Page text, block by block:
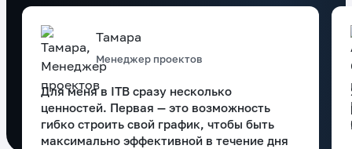
Тамара
Менеджер проектов
Для меня в ITB сразу несколько
ценностей. Первая — это возможность
гибко строить свой график, чтобы быть
максимально эффективной в течение дня